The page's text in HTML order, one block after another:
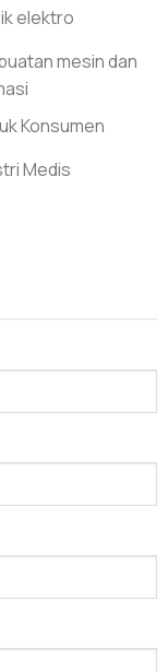
elektro
mesin dan
Konsumen
Medis